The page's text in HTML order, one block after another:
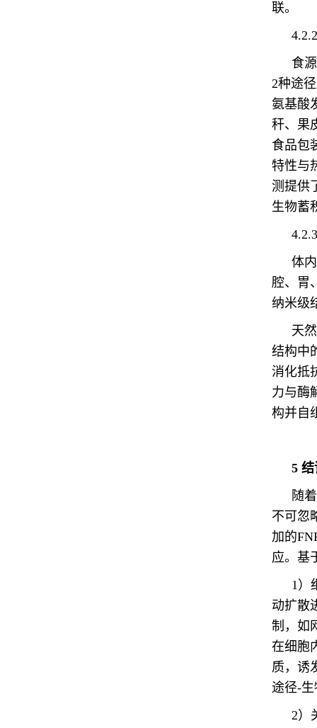
联。
食
2种途
氨基酸
秆、果
食品包
特性与
测提供
生物蓄
体
腔、胃
纳米级
天
结构中
消化抵
力与酶
构并自
5 结
随
不可忽
加的
应。基
1）
动扩散
制，如
在细胞
质，诱
途径-生
2）